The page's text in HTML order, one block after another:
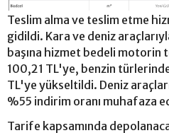
Teslim alma ve teslim etme
gidildi. Kara ve deniz
başına hizmet bedeli
100,21 TL'ye, benzin
TL'ye yükseltildi. Deniz
%55 indirim oranı muhafaza
Tarife kapsamında